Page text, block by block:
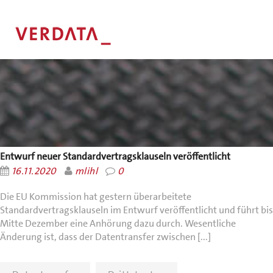
Entwurf neuer Standardvertragsklauseln veröffentlicht
16.11.2020
mlihl
0
Die EU Kommission hat gestern überarbeitete
Standardvertragsklauseln im Entwurf veröffentlicht und führt bis
Mitte Dezember eine Anhörung dazu durch. Wesentliche
Änderung ist, dass der Datentransfer zwischen [...]